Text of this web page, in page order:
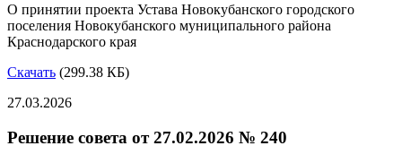
О принятии проекта Устава Новокубанского городского
поселения Новокубанского муниципального района
Краснодарского края
Скачать (299.38 КБ)
27.03.2026
Решение совета от 27.02.2026 № 240